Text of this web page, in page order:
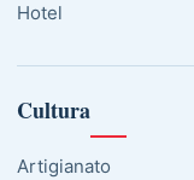
Hotel
Cultura
Artigianato